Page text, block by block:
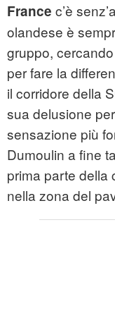
France c’è
olandese è
gruppo,
per fare la
il corridore della
sua delusione
sensazione più
Dumoulin a fine
prima parte della
nella zona del